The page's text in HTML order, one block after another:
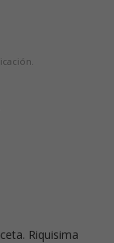
Riquisima